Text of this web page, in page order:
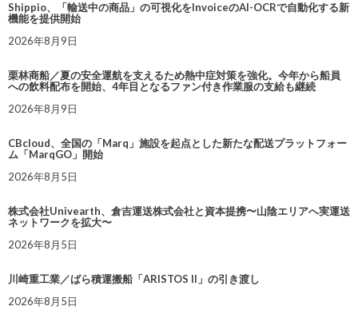
Shippio、「輸送中の商品」の可視化をInvoiceのAI-OCRで自動化する新
機能を提供開始
2026年8月9日
栗林商船／夏の安全運航を支えるため熱中症対策を強化。今年から船員
への飲料配布を開始、4年目となるファン付き作業服の支給も継続
2026年8月9日
CBcloud、全国の「Marq」施設を起点とした新たな配送プラットフォー
ム「MarqGO」開始
2026年8月5日
株式会社Univearth、倉吉運送株式会社と資本提携〜山陰エリアへ実運送
ネットワークを拡大〜
2026年8月5日
川崎重工業／ばら積運搬船「ARISTOS II」の引き渡し
2026年8月5日